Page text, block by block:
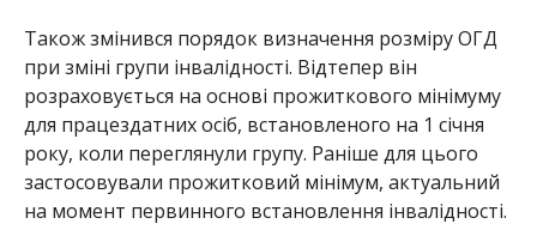
Також змінився порядок визначення розміру ОГД
при зміні групи інвалідності. Відтепер він
розраховується на основі прожиткового мінімуму
для працездатних осіб, встановленого на 1 січня
року, коли переглянули групу. Раніше для цього
застосовували прожитковий мінімум, актуальний
на момент первинного встановлення інвалідності.